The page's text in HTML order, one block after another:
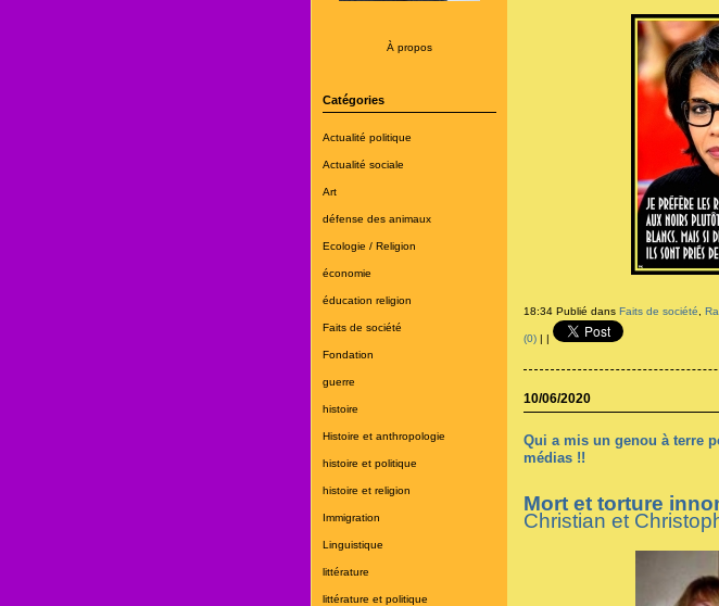
À propos
Catégories
Actualité politique
Actualité sociale
Art
défense des animaux
Ecologie / Religion
économie
éducation religion
Faits de société
Fondation
guerre
histoire
Histoire et anthropologie
histoire et politique
histoire et religion
Immigration
Linguistique
littérature
littérature et politique
18:34 Publié dans Faits de société
(0)| |
10/06/2020
Qui a mis un genou à terre
médias !!
Mort et torture
Christian et